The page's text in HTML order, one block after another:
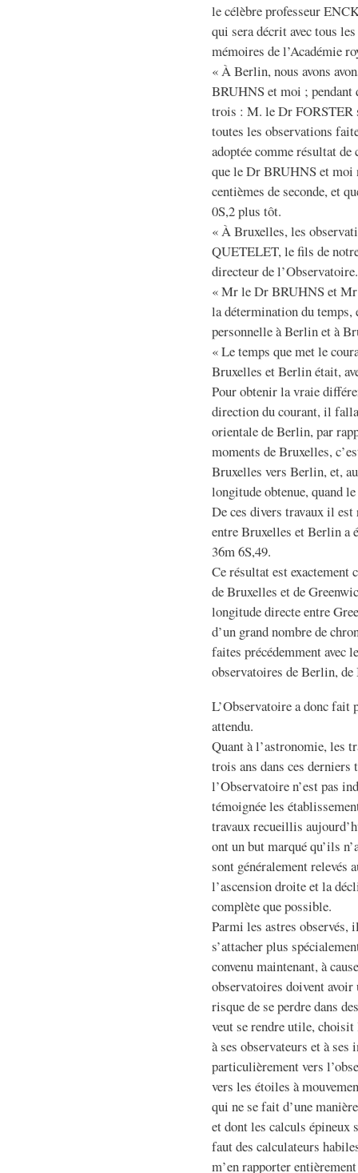
le célèbre professeur
qui sera décrit avec tous
mémoires de l’Académie
« À Berlin, nous avons
BRUHNS et moi ; pendant
trois : M. le Dr FORSTER
toutes les observations
adoptée comme résultat
que le Dr BRUHNS et moi
centièmes de seconde, et
0S,2 plus tôt.
« À Bruxelles, les
QUETELET, le fils de
directeur de l’Observatoire.
« Mr le Dr BRUHNS et
la détermination du temps,
personnelle à Berlin et à
« Le temps que met le
Bruxelles et Berlin était,
Pour obtenir la vraie
direction du courant, il
orientale de Berlin, par
moments de Bruxelles,
Bruxelles vers Berlin, et,
longitude obtenue, quand
De ces divers travaux il
entre Bruxelles et Berlin a
36m 6S,49.
Ce résultat est exactement
de Bruxelles et de
longitude directe entre
d’un grand nombre de
faites précédemment avec
observatoires de Berlin,
L’Observatoire a donc fait
attendu.
Quant à l’astronomie, les
trois ans dans ces
l’Observatoire n’est pas
témoignée les
travaux recueillis
ont un but marqué qu’ils
sont généralement relevés
l’ascension droite et la
complète que possible.
Parmi les astres observés,
s’attacher plus
convenu maintenant, à
observatoires doivent
risque de se perdre dans
veut se rendre utile,
à ses observateurs et à
particulièrement vers
vers les étoiles à
qui ne se fait d’une
et dont les calculs épineux
faut des calculateurs
m’en rapporter